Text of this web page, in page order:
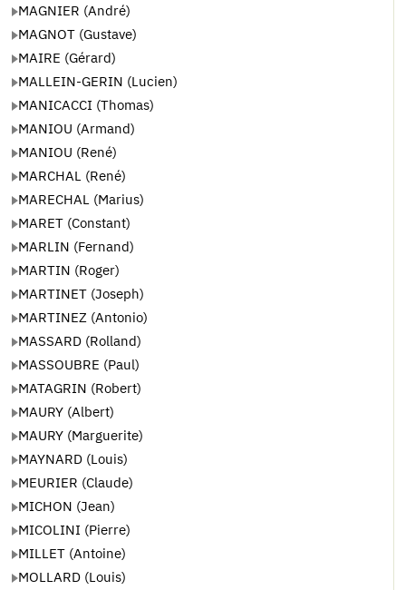
MAGNIER (André)
MAGNOT (Gustave)
MAIRE (Gérard)
MALLEIN-GERIN (Lucien)
MANICACCI (Thomas)
MANIOU (Armand)
MANIOU (René)
MARCHAL (René)
MARECHAL (Marius)
MARET (Constant)
MARLIN (Fernand)
MARTIN (Roger)
MARTINET (Joseph)
MARTINEZ (Antonio)
MASSARD (Rolland)
MASSOUBRE (Paul)
MATAGRIN (Robert)
MAURY (Albert)
MAURY (Marguerite)
MAYNARD (Louis)
MEURIER (Claude)
MICHON (Jean)
MICOLINI (Pierre)
MILLET (Antoine)
MOLLARD (Louis)